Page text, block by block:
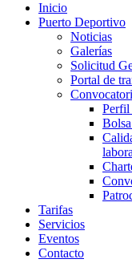
Inicio
Puerto Deportivo
Noticias
Galerías
Solicitud
Portal de
Perfil
Tarifas
Servicios
Eventos
Contacto